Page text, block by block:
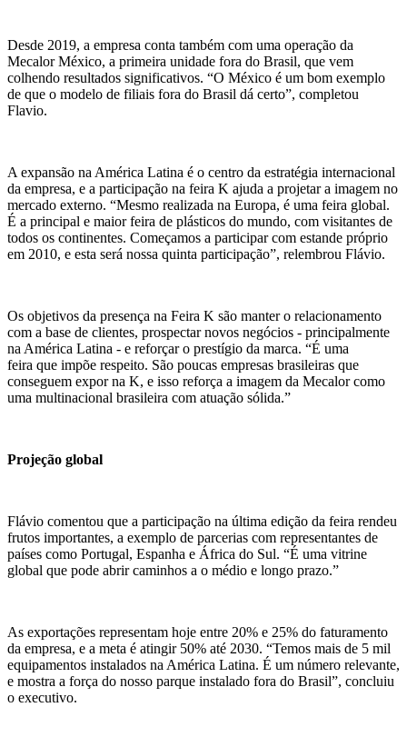
Desde 2019, a empresa conta também com uma operação da
Mecalor México, a primeira unidade fora do Brasil, que vem
colhendo resultados significativos. “O México é um bom exemplo
de que o modelo de filiais fora do Brasil dá certo”, completou
Flavio.
A expansão na América Latina é o centro da estratégia internacional
da empresa, e a participação na feira K ajuda a projetar a imagem no
mercado externo. “Mesmo realizada na Europa, é uma feira global.
É a principal e maior feira de plásticos do mundo, com visitantes de
todos os continentes. Começamos a participar com estande próprio
em 2010, e esta será nossa quinta participação”, relembrou Flávio.
Os objetivos da presença na Feira K são manter o relacionamento
com a base de clientes, prospectar novos negócios - principalmente
na América Latina - e reforçar o prestígio da marca. “É uma
feira que impõe respeito. São poucas empresas brasileiras que
conseguem expor na K, e isso reforça a imagem da Mecalor como
uma multinacional brasileira com atuação sólida.”
Projeção global
Flávio comentou que a participação na última edição da feira rendeu
frutos importantes, a exemplo de parcerias com representantes de
países como Portugal, Espanha e África do Sul. “É uma vitrine
global que pode abrir caminhos a o médio e longo prazo.”
As exportações representam hoje entre 20% e 25% do faturamento
da empresa, e a meta é atingir 50% até 2030. “Temos mais de 5 mil
equipamentos instalados na América Latina. É um número relevante,
e mostra a força do nosso parque instalado fora do Brasil”, concluiu
o executivo.